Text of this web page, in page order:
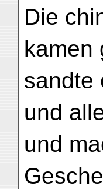
Die
kamen
sandte
und
und